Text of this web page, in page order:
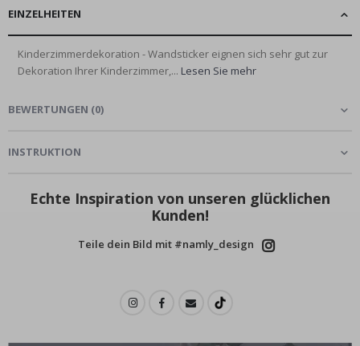
EINZELHEITEN
Kinderzimmerdekoration - Wandsticker eignen sich sehr gut zur
Dekoration Ihrer Kinderzimmer,... Lesen Sie mehr
BEWERTUNGEN (0)
INSTRUKTION
Echte Inspiration von unseren glücklichen
Kunden!
Teile dein Bild mit #namly_design